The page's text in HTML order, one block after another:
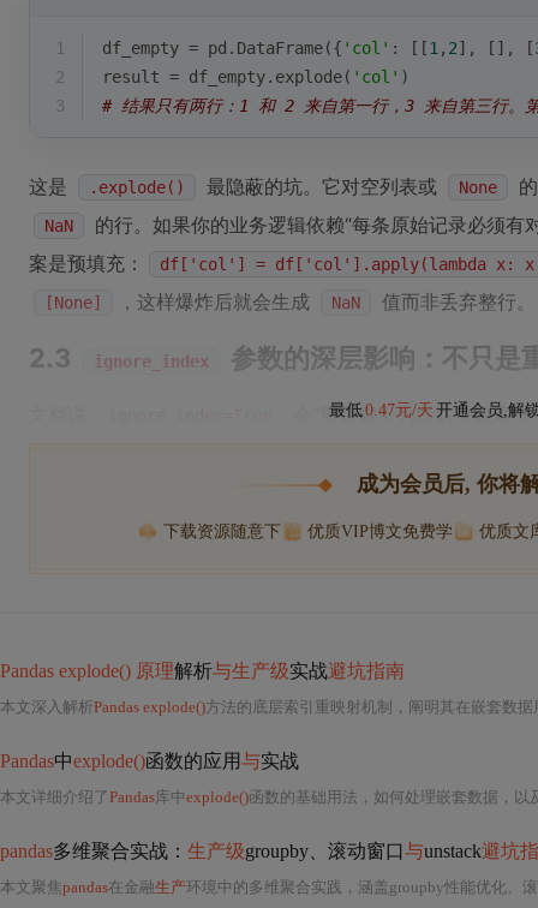
1 df_empty = pd.DataFrame({ 'col' : [[1 , 2], [], [
2
result = df_empty.explode( 'col' )
3
# 结果只有两行：1 和 2 来自第一行，3 来自第三行。
这是 .explode() 最隐蔽的坑。它对空列表或 None
NaN
的行。如果你的业务逻辑依赖“每条原始记录必须有
案是预填充：
df['col'] = df['col'].apply(lambda x:
[None]
，这样爆炸后就会生成 NaN 值而非丢弃整行。
2.3 ignore_index 参数的深层影响：不只是
会“重置索引为默认整数索引
最低0.47元/天 开通会员,解
成为会员后, 你将
下载资源随意下 优质VIP博文免费学 优质文
Pandas explode() 原理解析与生产级实战避坑指南
本文深入解析Pandas explode()方法的底层索引重映射机制，阐明其在嵌套数据展开中的高性能优势（C实现、内存复用、零索引重建）。覆盖5类高频实战场景：JSON嵌套列表展开、字符串分割展开、MultiIndex逐级展开、展开后聚合
Pandas中explode()函数的应用与实战
本文详细介绍了Pandas 库中explode()函数的基础用法，如何处理嵌套数据，以及在
pandas多维聚合实战： 生产级groupby、滚动窗口与unstack避坑
本文聚焦pandas在金融生产环境中的多维聚合实践，涵盖groupby性能优化、滚动窗口时间